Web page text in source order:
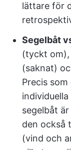
lättare för
Segelbåt
(tyckt om),
(saknat)
Precis
segelbåt
den också
(vind och